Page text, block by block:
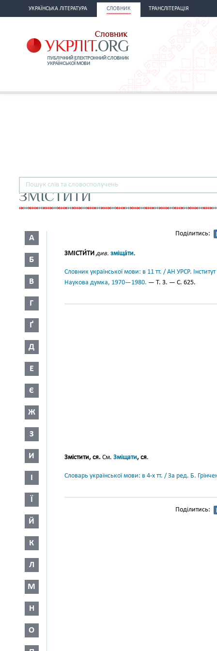
УКРАЇНСЬКА ЛІТЕРАТУРА СЛОВНИК ТРАНСЛІТЕРАЦІЯ
ЗМІСТИТИ
А
Б
В
Г
Ґ
Д
Е
Є
Ж
З
И
І
Ї
Й
К
Л
М
Н
О
Поділитись:
ЗМІСТИ́ТИ див. зміща́ти.
Словник української мови: в 11 тт. / АН УРСР.
Наукова думка, 1970—1980. — Т. 3. — С. 625.
Змістити, ся. См. Зміщати, ся.
Словарь української мови: в 4-х тт. / За ред. Б.
Поділитись: